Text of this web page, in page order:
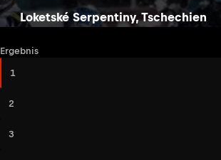
Loketské Serpentiny, Tschechien
Ergebnis
1
2
3